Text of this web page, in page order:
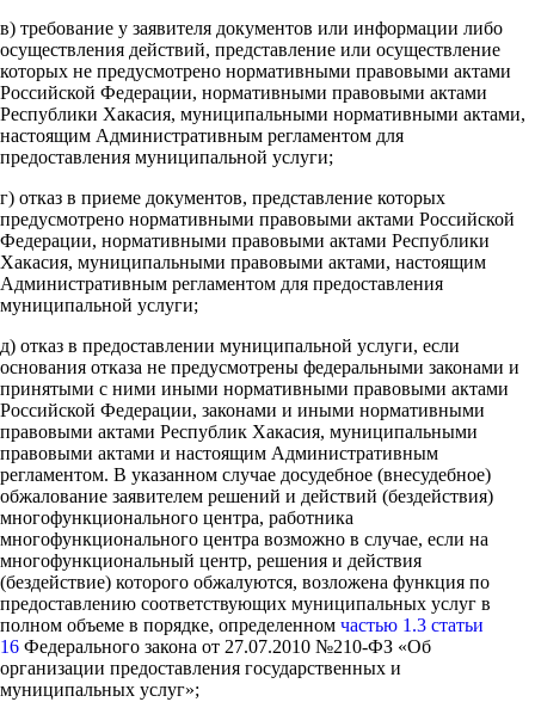
в) требование у заявителя документов или информации либо
осуществления действий, представление или осуществление
которых не предусмотрено нормативными правовыми актами
Российской Федерации, нормативными правовыми актами
Республики Хакасия, муниципальными нормативными актами,
настоящим Административным регламентом для
предоставления муниципальной услуги;
г) отказ в приеме документов, представление которых
предусмотрено нормативными правовыми актами Российской
Федерации, нормативными правовыми актами Республики
Хакасия, муниципальными правовыми актами, настоящим
Административным регламентом для предоставления
муниципальной услуги;
д) отказ в предоставлении муниципальной услуги, если
основания отказа не предусмотрены федеральными законами и
принятыми с ними иными нормативными правовыми актами
Российской Федерации, законами и иными нормативными
правовыми актами Республик Хакасия, муниципальными
правовыми актами и настоящим Административным
регламентом. В указанном случае досудебное (внесудебное)
обжалование заявителем решений и действий (бездействия)
многофункционального центра, работника
многофункционального центра возможно в случае, если на
многофункциональный центр, решения и действия
(бездействие) которого обжалуются, возложена функция по
предоставлению соответствующих муниципальных услуг в
полном объеме в порядке, определенном частью 1.3 статьи
16 Федерального закона от 27.07.2010 №210-ФЗ «Об
организации предоставления государственных и
муниципальных услуг»;